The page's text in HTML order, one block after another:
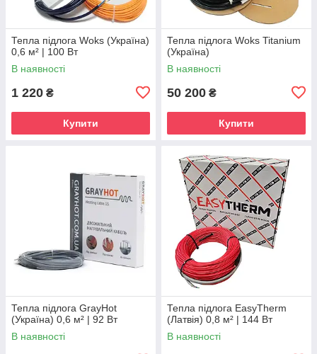
Тепла підлога Woks (Україна)
0,6 м² | 100 Вт
В наявності
1 220 ₴
Купити
Тепла підлога Woks Titanium
(Україна)
В наявності
50 200 ₴
Купити
Тепла підлога GrayHot
(Україна) 0,6 м² | 92 Вт
В наявності
Тепла підлога EasyTherm
(Латвія) 0,8 м² | 144 Вт
В наявності